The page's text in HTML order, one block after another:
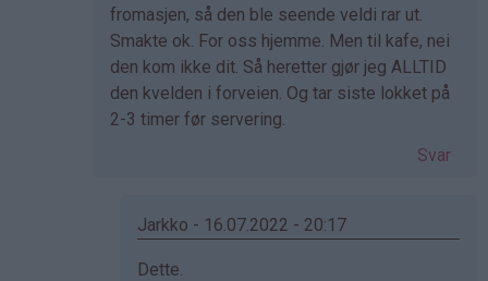
fromasjen, så den ble seende veldi rar ut.
Smakte ok. For oss hjemme. Men til kafe, nei
den kom ikke dit. Så heretter gjør jeg ALLTID
den kvelden i forveien. Og tar siste lokket på
2-3 timer før servering.
Svar
Jarkko - 16.07.2022 - 20:17
Som
Dette.